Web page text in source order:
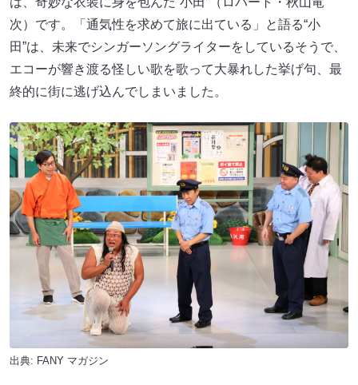
次）です。「通気性を求めて旅に出ている」と語る“小
田”は、未来でシンガーソングライターをしているそうで、
エコーが響き渡る怪しい歌を歌って大暴れした挙げ句、最
終的に街に逃げ込んでしまいました。
出典: FANY マガジン